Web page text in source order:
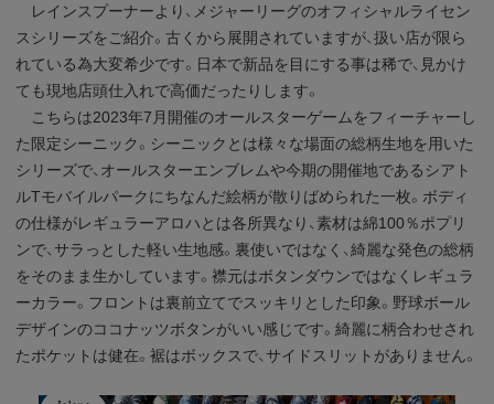
レインスプーナーより、メジャーリーグのオフィシャルライセン
スシリーズをご紹介。古くから展開されていますが、扱い店が限ら
れている為大変希少です。日本で新品を目にする事は稀で、見かけ
ても現地店頭仕入れで高価だったりします。
こちらは2023年7月開催のオールスターゲームをフィーチャーし
た限定シーニック。シーニックとは様々な場面の総柄生地を用いた
シリーズで、オールスターエンブレムや今期の開催地であるシアト
ルTモバイルパークにちなんだ絵柄が散りばめられた一枚。ボディ
の仕様がレギュラーアロハとは各所異なり、素材は綿100％ポプリ
ンで、サラっとした軽い生地感。裏使いではなく、綺麗な発色の総柄
をそのまま生かしています。襟元はボタンダウンではなくレギュラ
ーカラー。フロントは裏前立てでスッキリとした印象。野球ボール
デザインのココナッツボタンがいい感じです。綺麗に柄合わせされ
たポケットは健在。裾はボックスで、サイドスリットがありません。